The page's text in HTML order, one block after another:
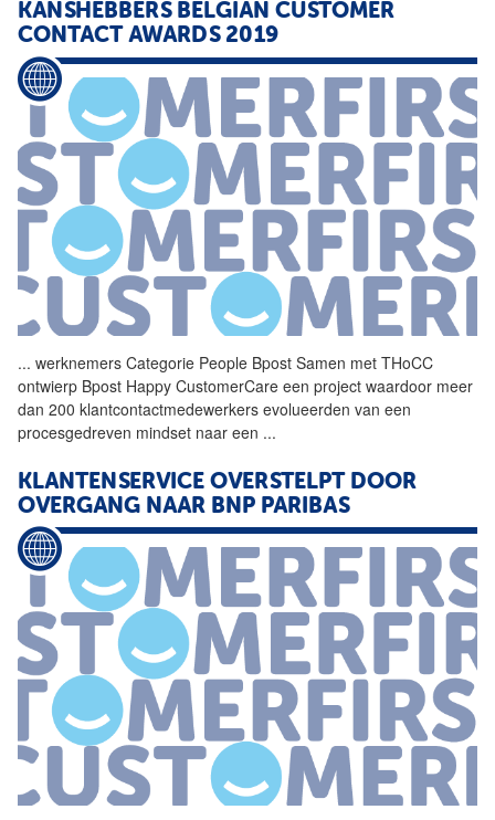
KANSHEBBERS BELGIAN CUSTOMER
CONTACT AWARDS 2019
... werknemers Categorie People Bpost Samen met THoCC
ontwierp Bpost Happy CustomerCare een project waardoor meer
dan 200 klantcontactmedewerkers evolueerden van een
procesgedreven mindset naar een ...
KLANTENSERVICE OVERSTELPT DOOR
OVERGANG NAAR BNP PARIBAS